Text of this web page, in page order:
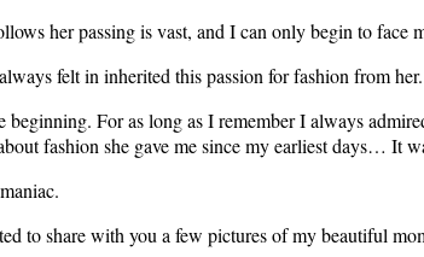
her passing is vast, and I can only begin to
felt in inherited this passion for fashion from her.
For as long as I remember I always
fashion she gave me since my earliest days… It
to share with you a few pictures of my beautiful